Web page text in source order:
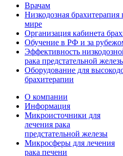
Врачам
Низкодозная брахитерапия
мире
Организация кабинета
Обучение в РФ и за
Эффективность
рака предстательной
Оборудование для
брахитерапии
О компании
Информация
Микроисточники для
лечения рака
предстательной железы
Микросферы для лечения
рака печени